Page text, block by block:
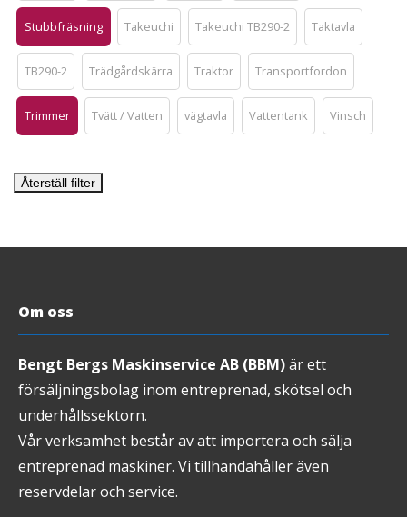
Stubbfräsning Takeuchi Takeuchi TB290-2 Taktavla
TB290-2 Trädgårdskärra Traktor Transportfordon
Trimmer Tvätt / Vatten vägtavla Vattentank Vinsch
Återställ filter
Om oss
Bengt Bergs Maskinservice AB (BBM)är ett
försäljningsbolag inom entreprenad, skötsel och
underhållssektorn.
Vår verksamhet består av att importera och sälja
entreprenad maskiner. Vi tillhandahåller även
reservdelar och service.